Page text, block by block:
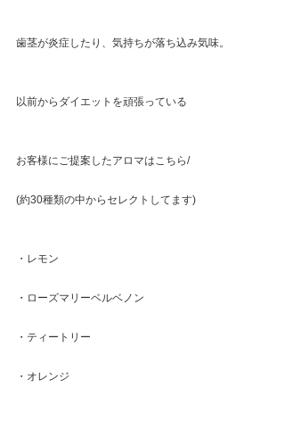
歯茎が炎症したり、気持ちが落ち込み気味。
以前からダイエットを頑張っている
お客様にご提案したアロマはこちら/
(約30種類の中からセレクトしてます)
・レモン
・ローズマリーベルベノン
・ティートリー
・オレンジ